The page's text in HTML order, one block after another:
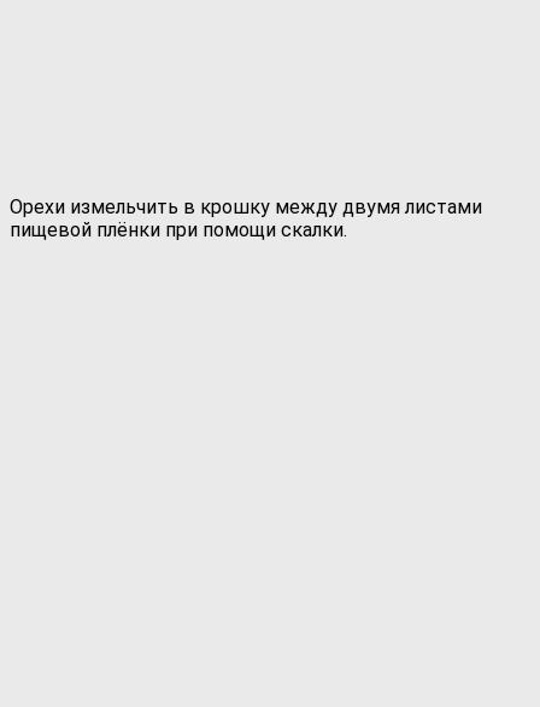
Орехи измельчить в крошку между двумя листами
пищевой плёнки при помощи скалки.